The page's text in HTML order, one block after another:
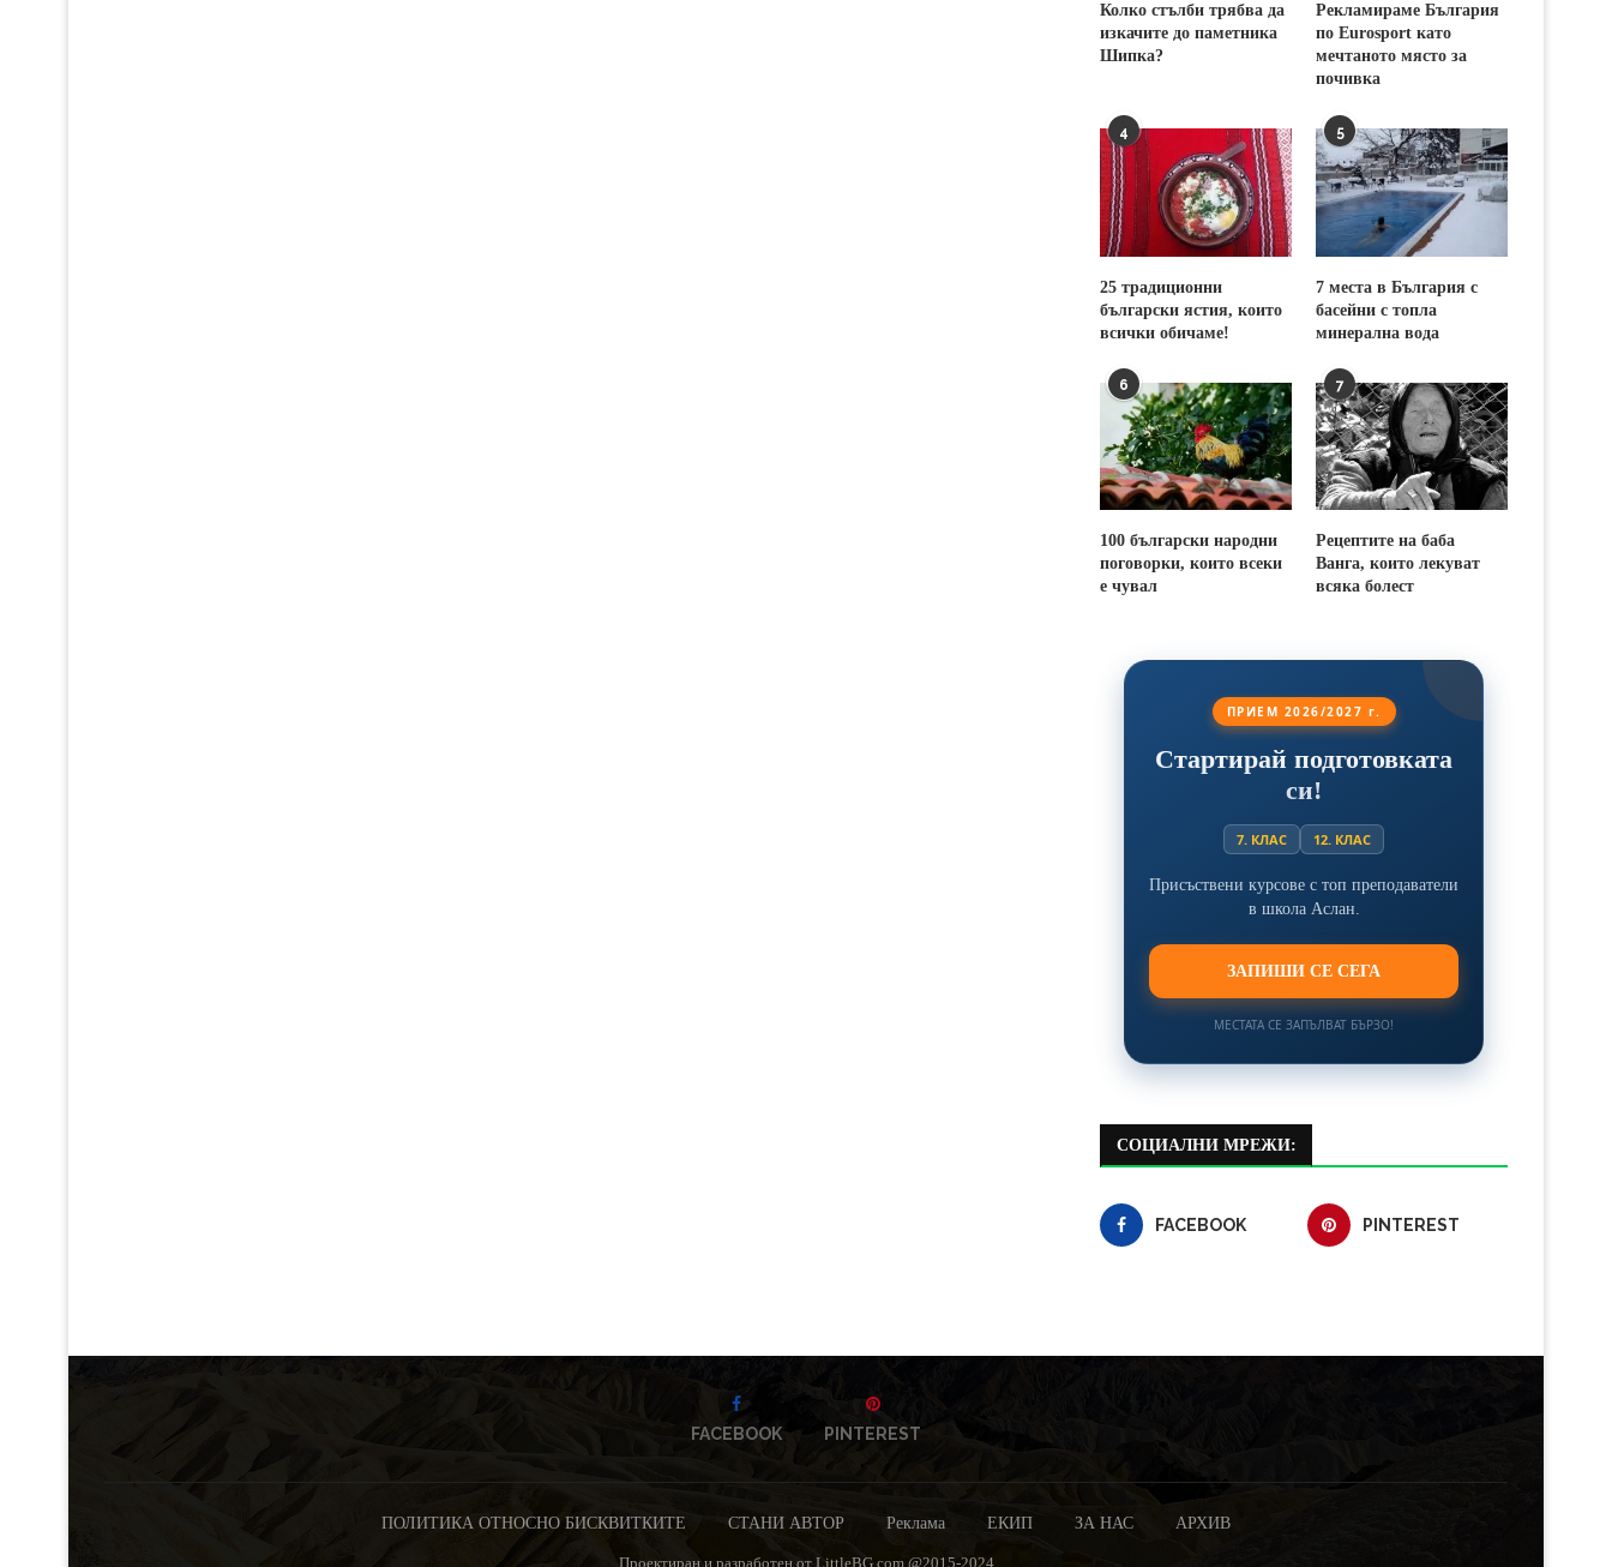
Колко стълби трябва да
изкачите до паметника
Шипка?
Рекламираме България
по Eurosport като
мечтаното място за
почивка
4
25 традиционни
български ястия, които
всички обичаме!
5
7 места в България с
басейни с топла
минерална вода
6
100 български народни
поговорки, които всеки
е чувал
7
Рецептите на баба
Ванга, които лекуват
всяка болест
ПРИЕМ 2026/2027 г.
Стартирай подготовката
си!
7. КЛАС 12. КЛАС
Присъствени курсове с топ преподаватели
в школа Аслан.
ЗАПИШИ СЕ СЕГА
МЕСТАТА СЕ ЗАПЪЛВАТ БЪРЗО!
СОЦИАЛНИ МРЕЖИ:
FACEBOOK PINTEREST
FACEBOOK PINTEREST
ПОЛИТИКА ОТНОСНО БИСКВИТКИТЕ СТАНИ АВТОР Реклама ЕКИП ЗА НАС АРХИВ
Проектиран и разработен от LittleBG.com @2015-2024